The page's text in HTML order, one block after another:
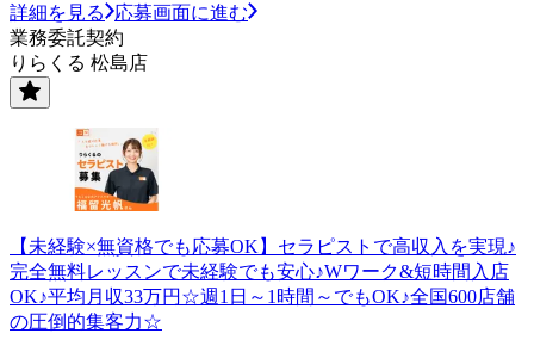
詳細を見る
応募画面に進む
業務委託契約
りらくる 松島店
【未経験×無資格でも応募OK】セラピストで高収入を実現♪
完全無料レッスンで未経験でも安心♪Wワーク&短時間入店
OK♪平均月収33万円☆週1日～1時間～でもOK♪全国600店舗
の圧倒的集客力☆